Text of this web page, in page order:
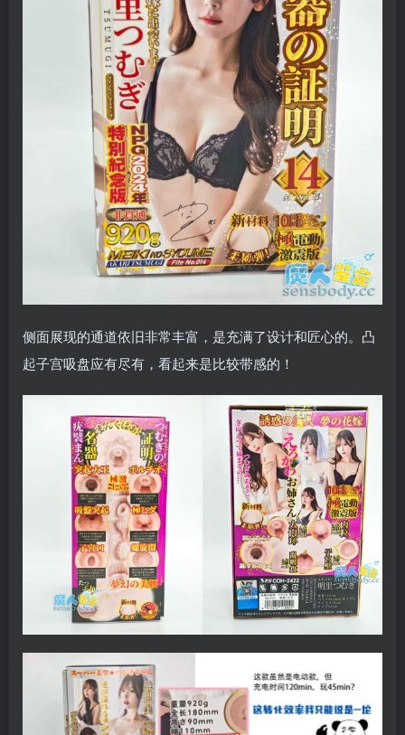
侧面展现的通道依旧非常丰富，是充满了设计和匠心的。凸
起子宫吸盘应有尽有，看起来是比较带感的！